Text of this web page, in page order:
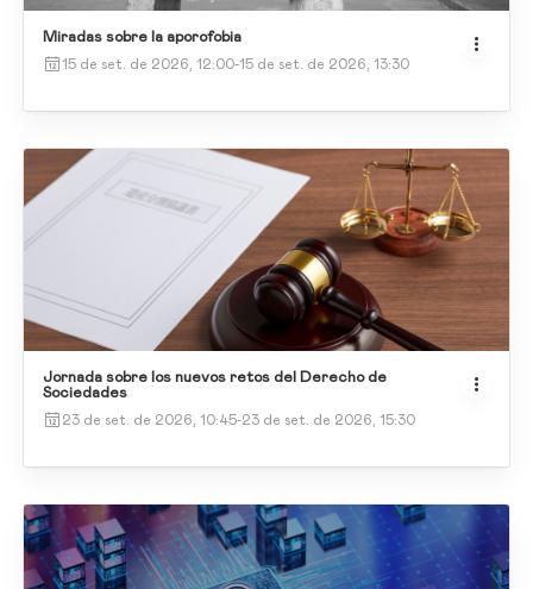
Miradas sobre la aporofobia
15 de set. de 2026, 12:00-15 de set. de 2026, 13:30
Jornada sobre los nuevos retos del Derecho de
Sociedades
23 de set. de 2026, 10:45-23 de set. de 2026, 15:30